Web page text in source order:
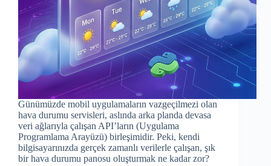
Günümüzde mobil uygulamaların vazgeçilmezi olan
hava durumu servisleri, aslında arka planda devasa
veri ağlarıyla çalışan API’ların (Uygulama
Programlama Arayüzü) birleşimidir. Peki, kendi
bilgisayarınızda gerçek zamanlı verilerle çalışan, şık
bir hava durumu panosu oluşturmak ne kadar zor?